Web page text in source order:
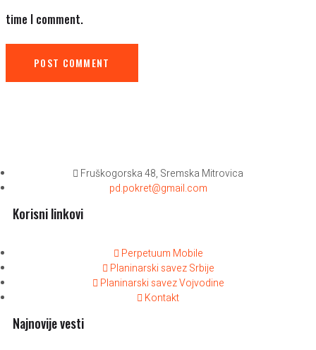
time I comment.
POST COMMENT
Fruškogorska 48, Sremska Mitrovica
pd.pokret@gmail.com
Korisni linkovi
Perpetuum Mobile
Planinarski savez Srbije
Planinarski savez Vojvodine
Kontakt
Najnovije vesti